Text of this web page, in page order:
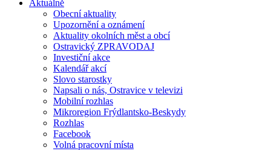
Aktuálně
Obecní aktuality
Upozornění a oznámení
Aktuality okolních měst a obcí
Ostravický ZPRAVODAJ
Investiční akce
Kalendář akcí
Slovo starostky
Napsali o nás, Ostravice v televizi
Mobilní rozhlas
Mikroregion Frýdlantsko-Beskydy
Rozhlas
Facebook
Volná pracovní místa